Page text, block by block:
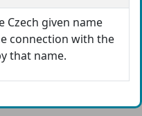
Czech given name
connection with the
that name.